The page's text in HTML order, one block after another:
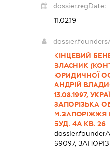
dossier.regDate:
11.02.19
КІНЦЕВИЙ
ВЛАСНИК
ЮРИДИЧНОЇ
АНДРІЙ
13.08.1997,
ЗАПОРІЗЬКА
М.ЗАПОРІЖЖЯ
БУД. 4А КВ. 26
69097,